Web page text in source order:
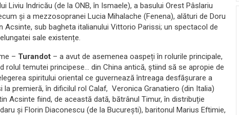
Liviu Indricău (de la ONB, în Ismaele), a basului Orest Pâslariu
și a mezzosopranei Lucia Mihalache (Fenena), alături de Doru
Acsinte, sub bagheta italianului Vittorio Parissi; un spectacol de
sale existențe.
– Turandot – a avut de asemenea oaspeți în rolurile principale,
rolul temutei principese… din China antică, știind să se apropie de
spiritului oriental ce guvernează întreaga desfășurare a
la premieră, în dificilul rol Calaf, Veronica Granatiero (din Italia)
Acsinte fiind, de această dată, bătrânul Timur, în distribuție
și Florin Diaconescu (de la București), baritonul Marius Eftimie,